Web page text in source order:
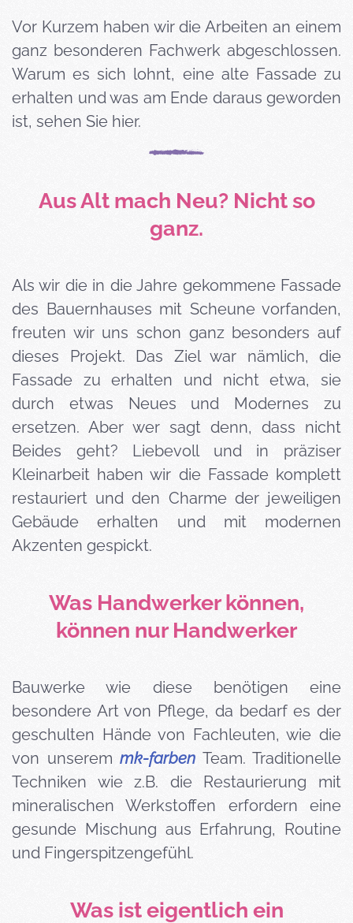
Vor Kurzem haben wir die Arbeiten an einem
ganz besonderen Fachwerk abgeschlossen.
Warum es sich lohnt, eine alte Fassade zu
erhalten und was am Ende daraus geworden
ist, sehen Sie hier.
Aus Alt mach Neu? Nicht so
ganz.
Als wir die in die Jahre gekommene Fassade
des Bauernhauses mit Scheune vorfanden,
freuten wir uns schon ganz besonders auf
dieses Projekt. Das Ziel war nämlich, die
Fassade zu erhalten und nicht etwa, sie
durch etwas Neues und Modernes zu
ersetzen. Aber wer sagt denn, dass nicht
Beides geht? Liebevoll und in präziser
Kleinarbeit haben wir die Fassade komplett
restauriert und den Charme der jeweiligen
Gebäude erhalten und mit modernen
Akzenten gespickt.
Was Handwerker können,
können nur Handwerker
Bauwerke wie diese benötigen eine
besondere Art von Pflege, da bedarf es der
geschulten Hände von Fachleuten, wie die
von unserem mk-farben Team. Traditionelle
Techniken wie z.B. die Restaurierung mit
mineralischen Werkstoffen erfordern eine
gesunde Mischung aus Erfahrung, Routine
und Fingerspitzengefühl.
Was ist eigentlich ein